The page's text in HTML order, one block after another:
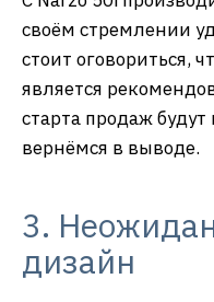
своём стремлении
стоит оговориться,
является
старта продаж
вернёмся в выводе.
3.
дизайн